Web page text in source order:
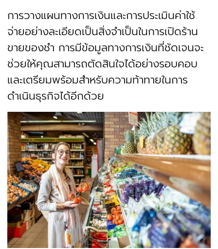
การวางแผนทางการเงินและการประเมินค่าใช้
จ่ายอย่างละเอียดเป็นสิ่งจำเป็นในการเปิดร้าน
ขายของชำ การมีข้อมูลทางการเงินที่ชัดเจนจะ
ช่วยให้คุณสามารถตัดสินใจได้อย่างรอบคอบ
และเตรียมพร้อมสำหรับความท้าทายในการ
ดำเนินธุรกิจได้อีกด้วย